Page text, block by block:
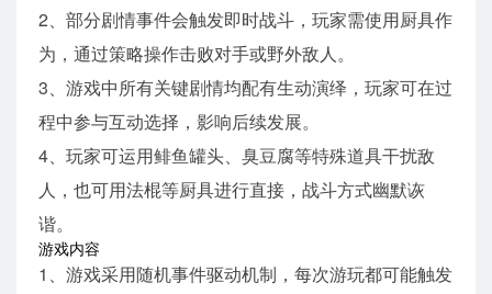
2、部分剧情事件会触发即时战斗，玩家需使用厨具作
为，通过策略操作击败对手或野外敌人。
3、游戏中所有关键剧情均配有生动演绎，玩家可在过
程中参与互动选择，影响后续发展。
4、玩家可运用鲱鱼罐头、臭豆腐等特殊道具干扰敌
人，也可用法棍等厨具进行直接，战斗方式幽默诙
谐。
游戏内容
1、游戏采用随机事件驱动机制，每次游玩都可能触发